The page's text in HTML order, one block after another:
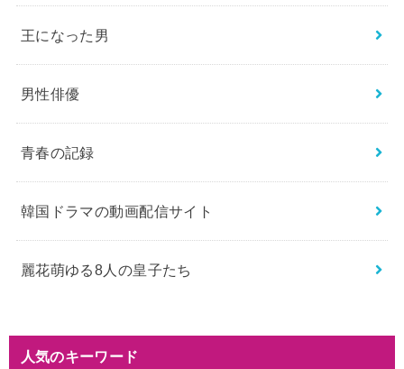
王になった男
男性俳優
青春の記録
韓国ドラマの動画配信サイト
麗花萌ゆる8人の皇子たち
人気のキーワード